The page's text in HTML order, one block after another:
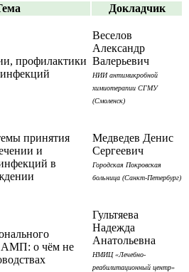
Докладчик
профилактики
Веселов
Александр
Валерьевич
НИИ антимикробной
химиотерапии СГМУ
(Смоленск)
принятия
и
в
Медведев Денис
Сергеевич
Городская Покровская
больница (Санкт-Петербург)
АМП: о чём не
Гультяева
Надежда
Анатольевна
НМИЦ «Лечебно-
реабилитационный центр»